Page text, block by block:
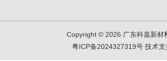
Copyright © 2026 广东科嘉新材
粤ICP备2024327319号技术支